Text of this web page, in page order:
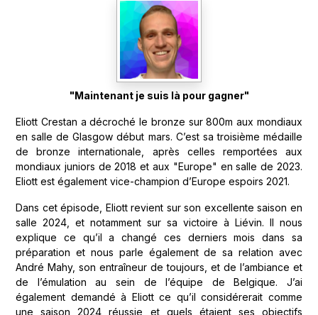
"Maintenant je suis là pour gagner"
Eliott Crestan a décroché le bronze sur 800m aux mondiaux
en salle de Glasgow début mars. C’est sa troisième médaille
de bronze internationale, après celles remportées aux
mondiaux juniors de 2018 et aux "Europe" en salle de 2023.
Eliott est également vice-champion d’Europe espoirs 2021.
Dans cet épisode, Eliott revient sur son excellente saison en
salle 2024, et notamment sur sa victoire à Liévin. Il nous
explique ce qu’il a changé ces derniers mois dans sa
préparation et nous parle également de sa relation avec
André Mahy, son entraîneur de toujours, et de l’ambiance et
de l’émulation au sein de l’équipe de Belgique. J’ai
également demandé à Eliott ce qu’il considérerait comme
une saison 2024 réussie et quels étaient ses objectifs